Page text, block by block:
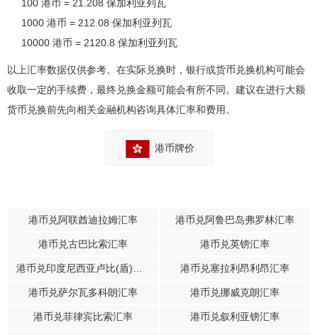
100 港币 = 21.208 保加利亚列瓦
1000 港币 = 212.08 保加利亚列瓦
10000 港币 = 2120.8 保加利亚列瓦
以上汇率数据仅供参考。在实际兑换时，银行或货币兑换机构可能会
收取一定的手续费，最终兑换金额可能会有所不同。建议在进行大额
货币兑换前先向相关金融机构咨询具体汇率和费用。
港币牌价
港币兑阿联酋迪拉姆汇率 港币兑阿鲁巴岛弗罗林汇率
港币兑古巴比索汇率 港币兑英镑汇率
港币兑塞拉利昂利昂汇率
港币兑萨尔瓦多科朗汇率 港币兑挪威克朗汇率
港币兑菲律宾比索汇率 港币兑叙利亚镑汇率